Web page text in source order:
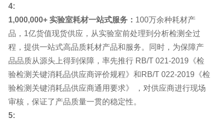
4:
1,000,000+ 实验室耗材一站式服务： 100万余种耗材产
品，1亿货值现货供应，从实验室前处理到分析检测全过
程，提供一站式高品质耗材产品和服务。同时，为保障产
品品质从源头上得到保障，率先推行 RB/T 021-2019《检
验检测关键消耗品供应商评价规程》和RB/T 022-2019《检
验检测关键消耗品供应商通用要求》 ，对供应商进行现场
审核，保证了产品质量一贯的稳定性。
5: